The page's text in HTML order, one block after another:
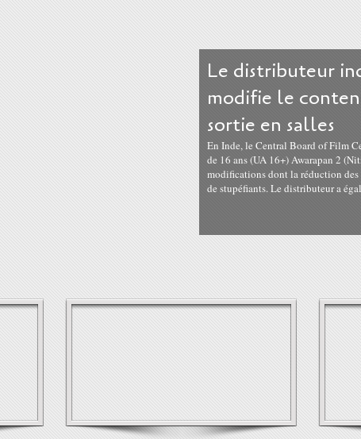
Le distributeur
modifie le
sortie en salles
En Inde, le Central Board of Film
de 16 ans (UA 16+) Awarapan 2
modifications dont la réduction
de stupéfiants. Le distributeur a